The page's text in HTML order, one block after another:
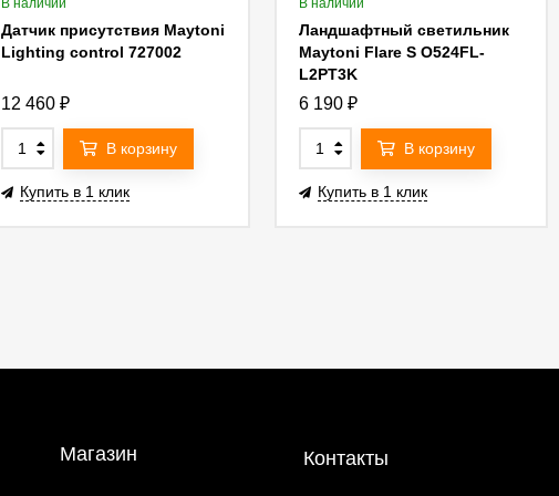
В наличии
Датчик присутствия Maytoni
Lighting control 727002
12 460₽
В корзину
Купить в 1 клик
В наличии
Ландшафтный светильник
Maytoni Flare S O524FL-
L2PT3K
6 190 ₽
В корзину
Купить в 1 клик
Магазин Контакты